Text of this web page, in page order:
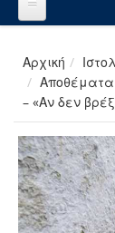
Αρχική
Αποθέματα
– «Αν δεν